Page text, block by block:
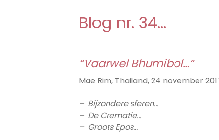
Blog nr. 34…
“Vaarwel Bhumibol…”
Mae Rim, Thailand, 24 november
– Bijzondere sferen…
– De Crematie…
– Groots Epos…